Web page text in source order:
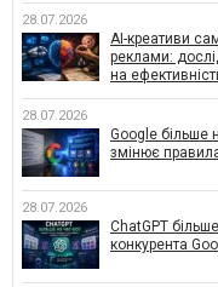
28.07.2026
AI-креативи
реклами:
на
28.07.2026
Google більше
змінює
28.07.2026
ChatGPT
конкурента